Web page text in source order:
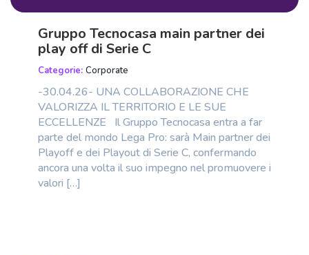
Gruppo Tecnocasa main partner dei
play off di Serie C
Categorie: Corporate
-30.04.26- UNA COLLABORAZIONE CHE
VALORIZZA IL TERRITORIO E LE SUE
ECCELLENZE Il Gruppo Tecnocasa entra a far
parte del mondo Lega Pro: sarà Main partner dei
Playoff e dei Playout di Serie C, confermando
ancora una volta il suo impegno nel promuovere i
valori […]